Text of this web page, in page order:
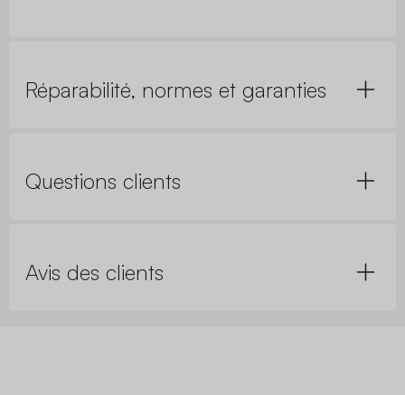
Réparabilité, normes et garanties
Questions clients
Avis des clients